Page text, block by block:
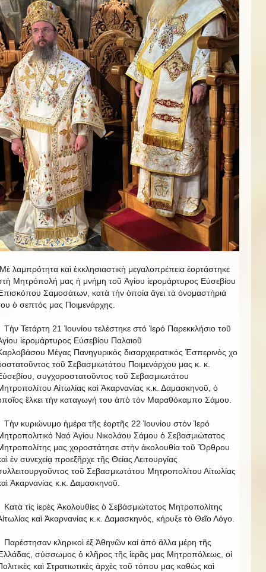
λαμπρότητα καὶ ἐκκλησιαστικὴ μεγαλοπρέπεια ἑορτάστηκε
Μητρόπολή μας ἡ μνήμη τοῦ Ἁγίου ἱερομάρτυρος Εὐσεβίου
Σαμοσάτων, κατὰ τὴν ὁποία ἄγει τὰ ὀνομαστήριά
ὁ σεπτός μας Ποιμενάρχης.
Τετάρτη 21 Ἰουνίου τελέστηκε στό Ἱερό Παρεκκλήσιο τοῦ
ἱερομάρτυρος Εὐσεβίου Παλαιοῦ
Μέγας Πανηγυρικὸς δισαρχιερατικὸς Ἐσπερινὸς χο
τοῦ Σεβασμιωτάτου Ποιμενάρχου μας κ. κ.
συγχοροστατοῦντος τοῦ Σεβασμιωτάτου
Αἰτωλίας καὶ Ἀκαρνανίας κ.κ. Δαμασκηνοῦ, ὁ
ἓλκει τὴν καταγωγή του ἀπὸ τὸν Μαραθόκαμπο Σάμου.
κυριώνυμο ἡμέρα τῆς ἑορτῆς 22 Ἰουνίου στόν Ἱερό
Ναό Ἁγίου Νικολάου Σάμου ὁ Σεβασμιώτατος
μας χοροστάτησε στὴν ἀκολουθία τοῦ Ὄρθρου
ἐν συνεχείᾳ προεξῆρχε τῆς Θείας Λειτουργίας
τοῦ Σεβασμιωτάτου Μητροπολίτου Αἰτωλίας
Ἀκαρνανίας κ.κ. Δαμασκηνοῦ.
τὶς ἱερὲς Ἀκολουθίες ὁ Σεβάσμιώτατος Μητροπολίτης
καὶ Ἀκαρνανίας κ.κ. Δαμασκηνός, κήρυξε τὸ Θεῖο Λόγο.
κληρικοὶ ἐξ Ἀθηνῶν καί ἀπό ἂλλα μέρη τῆς
σύσσωμος ὁ κλῆρος τῆς ἱερᾶς μας Μητροπόλεως, οἱ
καὶ Στρατιωτικὲς ἀρχὲς τοῦ τόπου μας καθὼς καὶ